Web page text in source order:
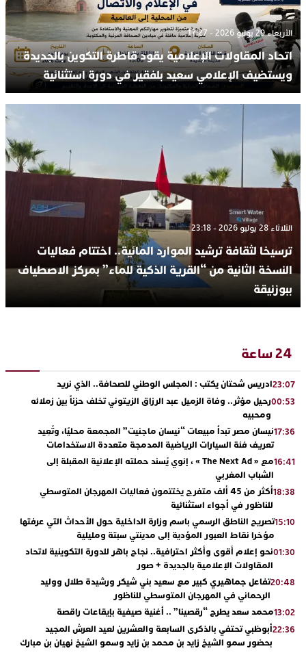
الأربعاء 29 يوليو 2026 - 17:27
اتحاد المقاولات الإعلامية يقود قاطرة التكوين بالجديدة
ويستضيف الإعلامي سعيد بلفقير في دورة استثنائية
الثلاثاء 28 يوليو 2026 - 23:18
ترسيخا لثقافة ترشيد الموارد المائية.. اختتام فعاليات
النسخة الثانية من “القرية الذكية للماء” بمركز الاصطياف
ببوزنيقة
24 ساعة
23:07ادريس شحتان يكتب : المجلس الوطني للصحافة.. الذي نريد
00:53رحيل مؤثر.. وفاة الزميل عبد الرزاق الزيتوني تخلف حزناً بين زملائه
ومحبيه
17:36نيسان مصر تبدأ مبيعات “نيسان ماجنيت” المجمعة محليًا، وتُعِيد
تعريف فئة السيارات الرياضية المدمجة متعددة الاستخدامات
16:41
مع « The Next Ad » ، إنوي يُسند حملته الإعلانية المقبلة إلى
الشباب المغربي
18:38
أكثر من 45 ألف متفرج يختتمون فعاليات المهرجان المتوسطي
للناظور في أجواء استثنائية
15:10تصريح الناطق الرسمي باسم وزارة الداخلية حول الأحداث التي عرفتها
مؤخرا نقاط العبور المؤدية إلى مدينتي سبتة ومليلية
01:30نحو إعلام أقوى وأكثر احترافية.. نجاح باهر للدورة التكوينية لاتحاد
المقاولات الإعلامية بالجديدة + صور
20:48تفاعل جماهيري كبير مع سعيد بني شيكر ورشيدة طلال ووليد
الرحماني في المهرجان المتوسطي للناظور
13:02محمد سعد يطرح “رقصينا” .. أغنية صيفية بإيقاعات راقصة
22:36أبوظبي تحتفي بالذكرى السابعة والعشرين لعيد العرش المجيد
بحضور سمو الشيخ زايد بن محمد بن زايد وسمو الشيخ نهيان بن مبارك